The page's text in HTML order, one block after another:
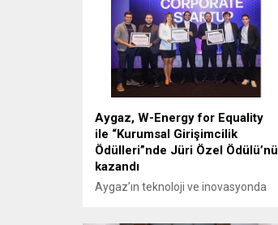
yürüttüğü projelerle gelecek için
değer yaratmaya odaklanan Aygaz,
“Yaşı Bile Olmaz” projesini devreye
aldı. Teknolojinin ve sürekli
öğrenmenin her yaş için önemli
olduğunu vurgulayan, yaşam boyu
Aygaz, W-Energy for Equality
ile “Kurumsal Girişimcilik
Ödülleri”nde Jüri Özel Ödülü’nü
kazandı
Aygaz’ın teknoloji ve inovasyonda